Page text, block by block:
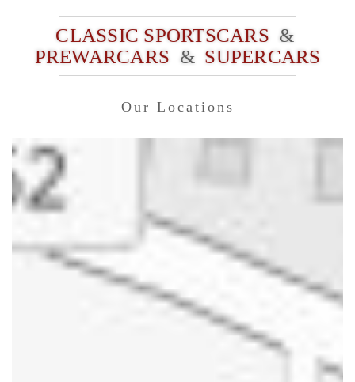
CLASSIC SPORTSCARS &
PREWARCARS & SUPERCARS
Our Locations